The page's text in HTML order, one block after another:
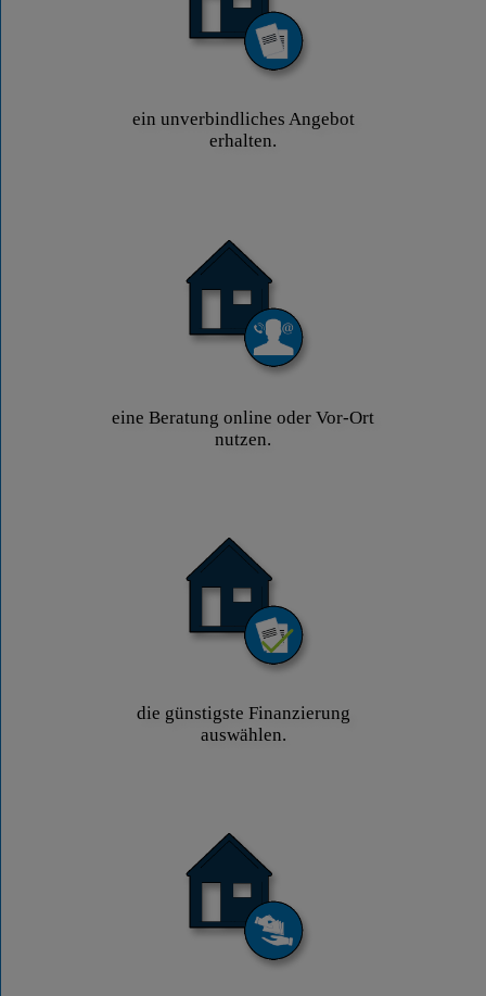
ein unverbindliches Angebot
erhalten.
eine Beratung online oder Vor-Ort
nutzen.
die günstigste Finanzierung
auswählen.